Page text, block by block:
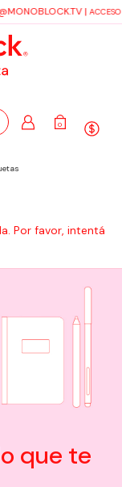
|
0
Por favor, intentá
que te